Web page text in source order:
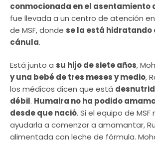
conmocionada en el asentamiento
fue llevada a un centro de atención
de MSF, donde se la está hidratando
cánula.
Está junto a su hijo de siete años,
y una bebé de tres meses y medio,
los médicos dicen que está
débil. Humaira no ha podido
desde que nació. Si el equipo de
ayudarla a comenzar a amamantar,
alimentada con leche de fórmula.